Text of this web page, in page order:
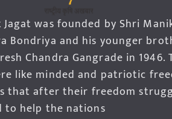
Jagat was founded by Shri
Bondriya and his younger
Chandra Gangrade in 1946.
like minded and patriotic
that after their freedom
to help the nations